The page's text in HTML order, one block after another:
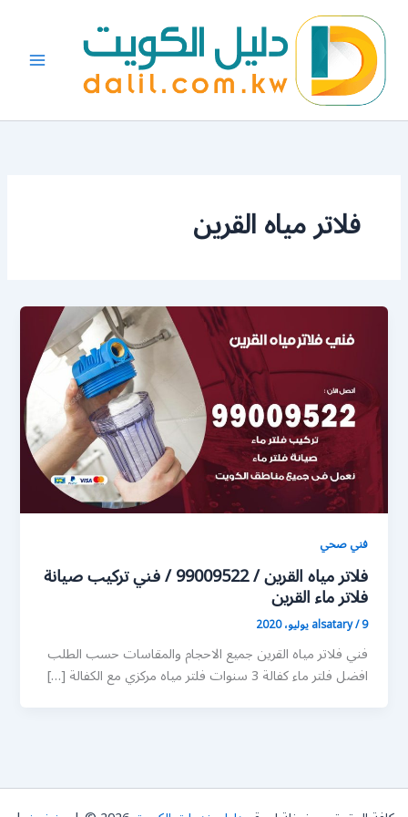
المحتوى
فلاتر مياه القرين
فني صحي
فلاتر مياه القرين / 99009522 / فني تركيب صيانة
فلاتر ماء القرين
alsatary/9 يوليو، 2020
فني فلاتر مياه القرين جميع الاحجام والمقاسات حسب الطلب
افضل فلتر ماء كفالة 3 سنوات فلتر مياه مركزي مع الكفالة […]